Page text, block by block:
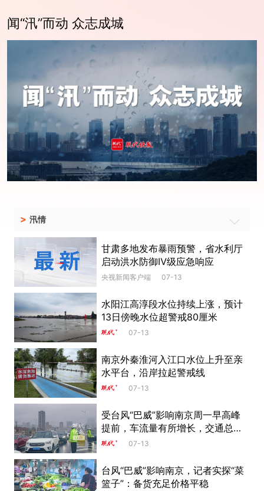
闻“汛”而动 众志成城
2026-07-07 19:29:51
> 汛情
甘肃多地发布暴雨预警，省水利厅
启动洪水防御Ⅳ级应急响应
央视新闻客户端 07-13
水阳江高淳段水位持续上涨，预计
13日傍晚水位超警戒80厘米
07-13
南京外秦淮河入江口水位上升至亲
水平台，沿岸拉起警戒线
07-13
受台风“巴威”影响南京周一早高峰
提前，车流量有所增长，交通总体
平稳有序07-13
台风“巴威”影响南京，记者实探“菜
篮子”：备货充足价格平稳